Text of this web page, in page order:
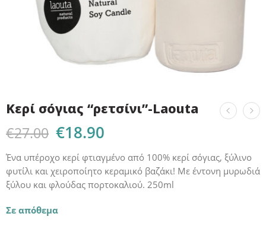
Κερί σόγιας “ρετσίνι”-Laouta
€27.00 €18.90
Ένα υπέροχο κερί φτιαγμένο από 100% κερί σόγιας, ξύλινο
φυτίλι και χειροποίητο κεραμικό βαζάκι! Με έντονη μυρωδιά
ξύλου και φλούδας πορτοκαλιού. 250ml
Σε απόθεμα